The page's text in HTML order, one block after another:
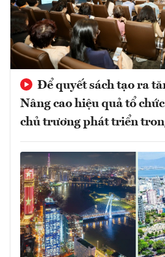
Để quyết sách tạo ra
Nâng cao hiệu quả tổ
chủ trương phát triển